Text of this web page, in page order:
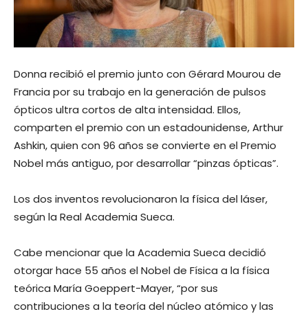
Donna recibió el premio junto con Gérard Mourou de
Francia por su trabajo en la generación de pulsos
ópticos ultra cortos de alta intensidad. Ellos,
comparten el premio con un estadounidense, Arthur
Ashkin, quien con 96 años se convierte en el Premio
Nobel más antiguo, por desarrollar “pinzas ópticas”.
Los dos inventos revolucionaron la física del láser,
según la Real Academia Sueca.
Cabe mencionar que la Academia Sueca decidió
otorgar hace 55 años el Nobel de Física a la física
teórica María Goeppert-Mayer, “por sus
contribuciones a la teoría del núcleo atómico y las